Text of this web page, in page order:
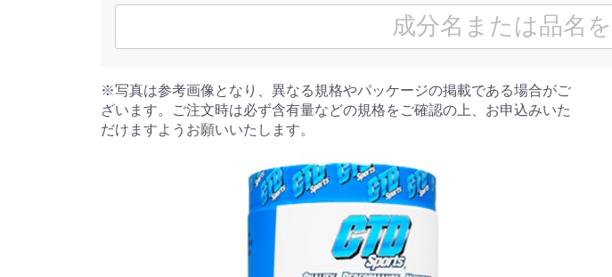
※写真は参考画像となり、異なる規格やパッケージの掲載である場合がご
ざいます。ご注文時は必ず含有量などの規格をご確認の上、お申込みいた
だけますようお願いいたします。